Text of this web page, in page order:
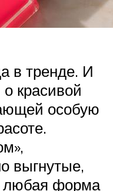
в тренде. И
о красивой
особую
выгнутые,
любая форма